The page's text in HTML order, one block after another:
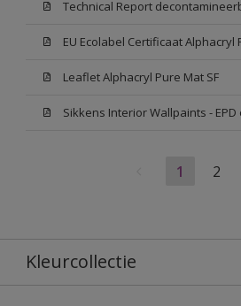
EU Ecolabel Certificaat Alphacryl
Leaflet Alphacryl Pure Mat SF
1 2
Kleurcollectie